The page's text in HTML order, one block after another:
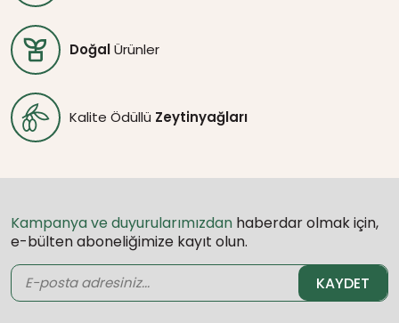
DoğalÜrünler
Kalite Ödüllü Zeytinyağları
Kampanya ve duyurularımızdan haberdar olmak için,
e-bülten aboneliğimize kayıt olun.
KAYDET